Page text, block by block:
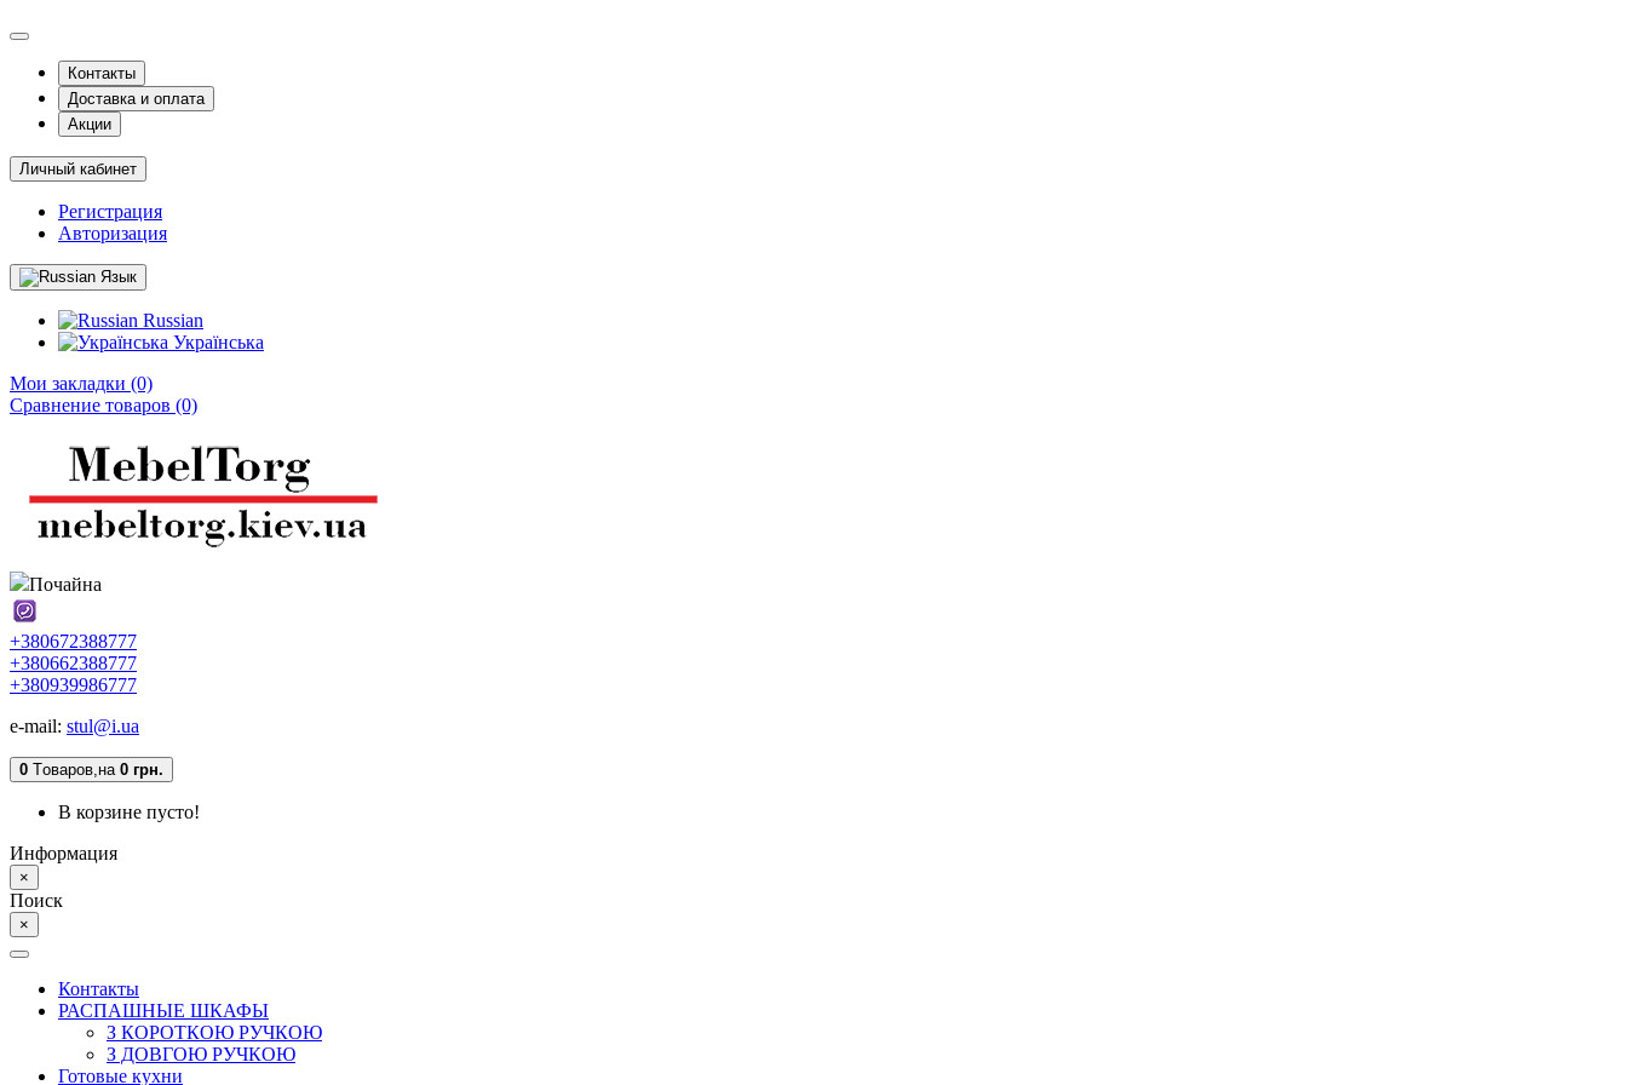
Контакты
Доставка и оплата
Акции
Личный кабинет
Регистрация
Авторизация
Язык
Russian
Українська
Мои закладки (0)
Сравнение товаров (0)
Почайна
+380672388777
+380662388777
+380939986777
e-mail: stul@i.ua
0 Tоваров,на 0 грн.
В корзине пусто!
Информация
×
Поиск
×
Контакты
РАСПАШНЫЕ ШКАФЫ
З КОРОТКОЮ РУЧКОЮ
З ДОВГОЮ РУЧКОЮ
Готовые кухни